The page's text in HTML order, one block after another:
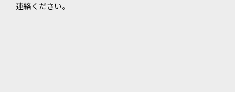
連絡ください。